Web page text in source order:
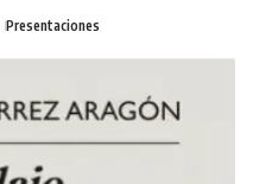
Presentaciones